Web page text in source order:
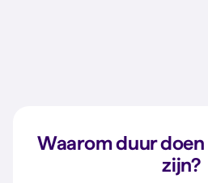
Waarom duur doen
zijn?